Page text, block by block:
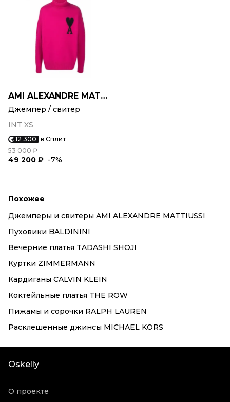
AMI ALEXANDRE MATTIUSSI
Джемпер / свитер
INT XS
12 300 в Сплит
53 000 ₽
49 200 ₽ -7%
Похожее
Джемперы и свитеры AMI ALEXANDRE MATTIUSSI
Пуховики BALDININI
Вечерние платья TADASHI SHOJI
Куртки ZIMMERMANN
Кардиганы CALVIN KLEIN
Коктейльные платья THE ROW
Пижамы и сорочки RALPH LAUREN
Расклешенные джинсы MICHAEL KORS
Oskelly
О проекте